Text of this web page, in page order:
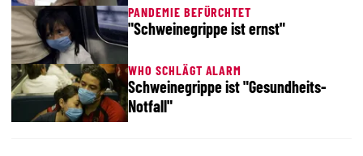
PANDEMIE BEFÜRCHTET
"Schweinegrippe ist ernst"
WHO SCHLÄGT ALARM
Schweinegrippe ist "Gesundheits-
Notfall"